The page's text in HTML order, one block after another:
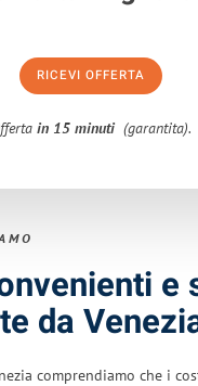
RICEVI OFFERTA
in 15 minuti (garantita).
e
da
comprendiamo che i